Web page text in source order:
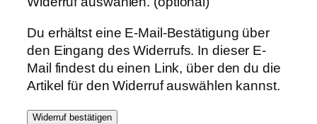
Du erhältst eine E-Mail-Bestätigung über
den Eingang des Widerrufs. In dieser E-
Mail findest du einen Link, über den du die
Artikel für den Widerruf auswählen kannst.
Widerruf bestätigen